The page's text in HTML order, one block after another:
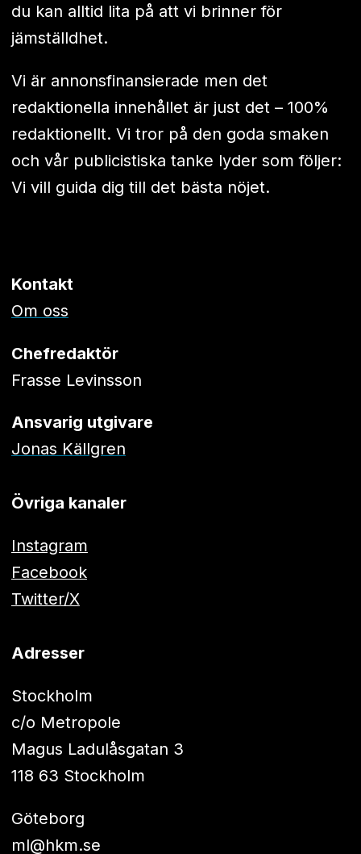
du kan alltid lita på att vi brinner för
jämställdhet.
Vi är annonsfinansierade men det
redaktionella innehållet är just det – 100%
redaktionellt. Vi tror på den goda smaken
och vår publicistiska tanke lyder som följer:
Vi vill guida dig till det bästa nöjet.
Kontakt
Om oss
Chefredaktör
Frasse Levinsson
Ansvarig utgivare
Jonas Källgren
Övriga kanaler
Instagram
Facebook
Twitter/X
Adresser
Stockholm
c/o Metropole
Magus Ladulåsgatan 3
118 63 Stockholm
Göteborg
ml@hkm.se